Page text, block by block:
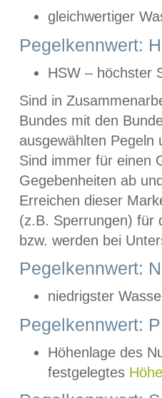
gleichwertiger
Pegelkennwert:
HSW – höchster
Sind in
Bundes mit den
ausgewählten
Sind immer für einen
Gegebenheiten ab
Erreichen dieser
(z.B. Sperrungen) für
bzw. werden bei
Pegelkennwert:
niedrigster
Pegelkennwert:
Höhenlage des
festgelegtes